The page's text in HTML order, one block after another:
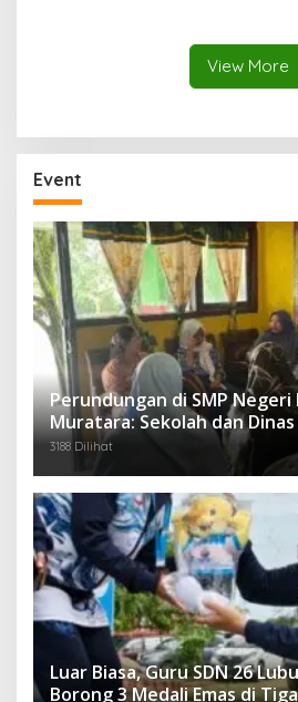
View More
Event
Perundungan di SMP Negeri
Muratara: Sekolah dan
Langsung Ambil Tindakan
3188 Dilihat
Luar Biasa, Guru SDN 26
Borong 3 Medali Emas di